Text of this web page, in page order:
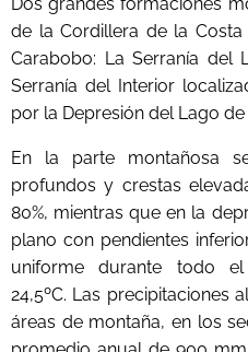
de la Cordillera de la
Carabobo: La Serranía
Serranía del Interior
por la Depresión del Lago de
En la parte montañosa
profundos y crestas
80%, mientras que en la
plano con pendientes
uniforme durante todo
24,5ºC. Las precipitaciones
áreas de montaña, en los